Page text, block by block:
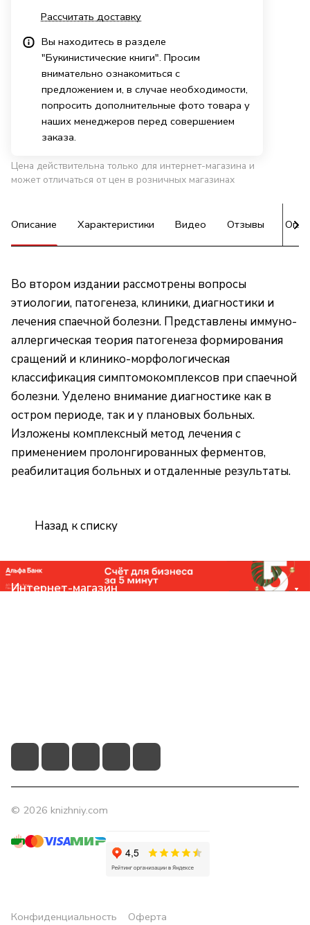
Рассчитать доставку
Вы находитесь в разделе
"Букинистические книги". Просим
внимательно ознакомиться с
предложением и, в случае необходимости,
попросить дополнительные фото товара у
наших менеджеров перед совершением
заказа.
Цена действительна только для интернет-магазина и
может отличаться от цен в розничных магазинах
Описание Характеристики Видео Отзывы
Во втором издании рассмотрены вопросы
этиологии, патогенеза, клиники, диагностики и
лечения спаечной болезни. Представлены иммуно-
аллергическая теория патогенеза формирования
сращений и клинико-морфологическая
классификация симптомокомплексов при спаечной
болезни. Уделено внимание диагностике как в
остром периоде, так и у плановых больных.
Изложены комплексный метод лечения с
применением пролонгированных ферментов,
реабилитация больных и отдаленные результаты.
Назад к списку
Интернет-магазин
© 2026 knizhniy.com
Конфиденциальность Оферта